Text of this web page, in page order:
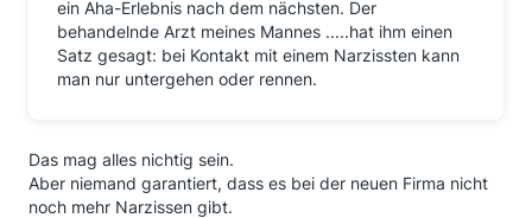
ein Aha-Erlebnis nach dem nächsten. Der
behandelnde Arzt meines Mannes .....hat ihm einen
Satz gesagt: bei Kontakt mit einem Narzissten kann
man nur untergehen oder rennen.
Das mag alles nichtig sein.
Aber niemand garantiert, dass es bei der neuen Firma nicht
noch mehr Narzissen gibt.